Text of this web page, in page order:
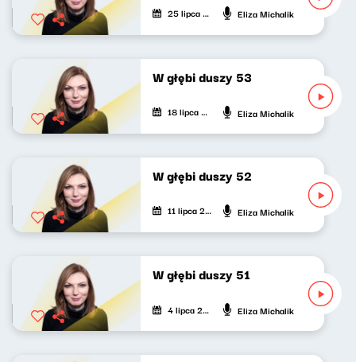
25 lipca 2021 Eliza Michalik
W głębi duszy 53
18 lipca 2021 Eliza Michalik
W głębi duszy 52
11 lipca 2021 Eliza Michalik
W głębi duszy 51
4 lipca 2021 Eliza Michalik